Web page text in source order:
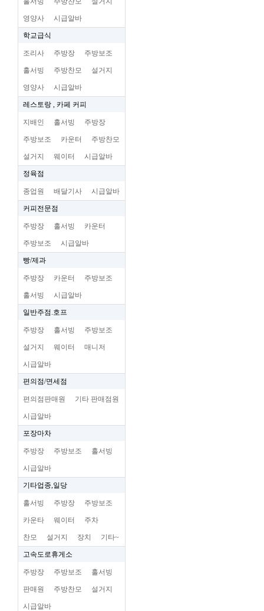
영양사 시급알바
학교급식
조리사 주방장 주방보조
홀서빙 주방찬모 설거지
영양사 시급알바
레스토랑 , 카페 커피
지배인 홀서빙 주방장
주방보조 카운터 주방찬모
설거지 웨이터 시급알바
정육점
종업원 배달기사 시급알바
커피전문점
주방장 홀서빙 카운터
주방보조 시급알바
빵/제과
주방장 카운터 주방보조
홀서빙 시급알바
일반주점.호프
주방장 홀서빙 주방보조
설거지 웨이터 매니저
시급알바
편의점/면세점
편의점판매원 기타 판매점원
시급알바
포장마차
주방장 주방보조 홀서빙
시급알바
기타업종,일당
홀서빙 주방장 주방보조
카운타 웨이터 주차
찬모 설거지 장치 기타~
고속도로휴게소
주방장 주방보조 홀서빙
판매원 주방찬모 설거지
시급알바